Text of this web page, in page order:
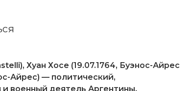
Хуан Хосе (19.07.1764, Буэнос-Айрес
Айрес) — политический,
и военный деятель Аргентины.